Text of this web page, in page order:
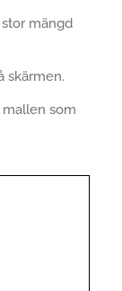
mängd
skärmen.
mallen som